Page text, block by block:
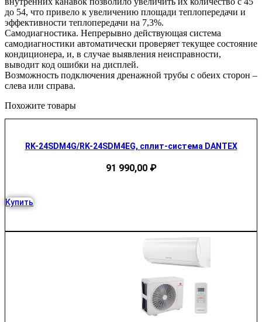
до 54, что привело к увеличению площади теплопередачи и
эффективности теплопередачи на 7,3%.
Самодиагностика. Непрерывно действующая система
самодиагностики автоматически проверяет текущее состояние
кондиционера, и, в случае выявления неисправности,
выводит код ошибки на дисплей.
Возможность подключения дренажной трубы с обеих сторон –
слева или справа.
Похожите товары
RK-24SDM4G/RK-24SDM4EG, сплит-система DANTEX
91 990,00 ₽
Купить